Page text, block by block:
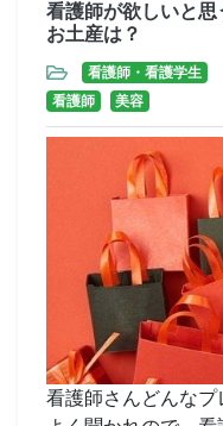
看護師が欲しいと
お土産は？
看護師・看護学生
看護師
美容
看護師さんどんなプ